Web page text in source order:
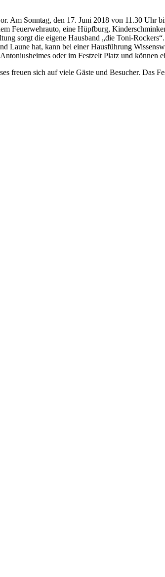
Am Sonntag, den 17. Juni 2018 von 11.30 Uhr
Feuerwehrauto, eine Hüpfburg,
sorgt die eigene Hausband „die Toni-
hat, kann bei einer Hausführung
oder im Festzelt Platz und können
freuen sich auf viele Gäste und Besucher. Das